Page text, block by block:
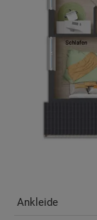
Ankleide